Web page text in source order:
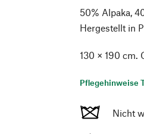
50% Alpaka,
Hergestellt in
130 × 190 cm.
Pflegehinweise
Nicht